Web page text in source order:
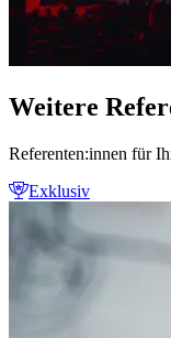
Weitere
Referenten:innen für
Exklusiv